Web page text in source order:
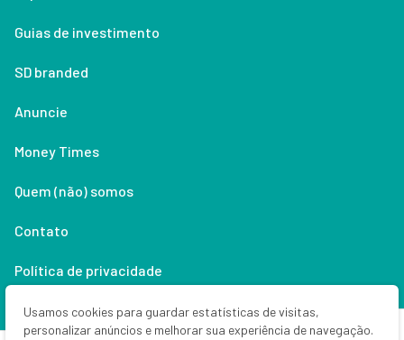
Guias de investimento
SD branded
Anuncie
Money Times
Quem (não) somos
Contato
Política de privacidade
Lifestyle
Usamos cookies para guardar estatísticas de visitas,
personalizar anúncios e melhorar sua experiência de navegação.